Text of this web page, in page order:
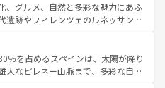
、グルメ、自然と多彩な魅力にあふ
遺跡やフィレンツェのルネッサンス
しい田園風景やアマルフィ海岸の絶
逃せない。観光の合間には、本場の
品のイタリア料理を堪能することも
％を占めるスペインは、太陽が降り
大なピレネー山脈まで、多彩な自然